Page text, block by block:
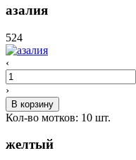
азалия
524
‹
›
В корзину
Кол-во мотков: 10 шт.
желтый